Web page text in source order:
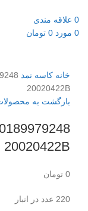
0 علاقه مندی
0 مورد 0 تومان
خانه کاسه نمد
20020422B
بازگشت به
20020422B
0 تومان
220 عدد در انبار